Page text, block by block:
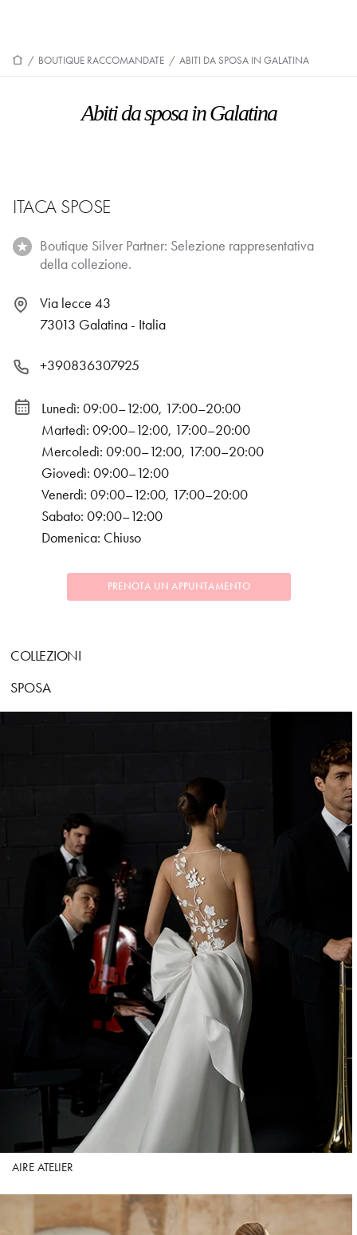
/ BOUTIQUE RACCOMANDATE / ABITI DA SPOSA IN GALATINA
Abiti da sposa in Galatina
ITACA SPOSE
Boutique Silver Partner: Selezione rappresentativa
della collezione.
Via lecce 43
73013 Galatina - Italia
+390836307925
Lunedì: 09:00–12:00, 17:00–20:00
Martedì: 09:00–12:00, 17:00–20:00
Mercoledì: 09:00–12:00, 17:00–20:00
Giovedì: 09:00–12:00
Venerdì: 09:00–12:00, 17:00–20:00
Sabato: 09:00–12:00
Domenica: Chiuso
PRENOTA UN APPUNTAMENTO
COLLEZIONI
SPOSA
AIRE ATELIER